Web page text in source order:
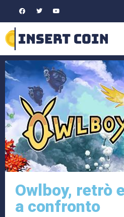
Owlboy, retrò
a confronto